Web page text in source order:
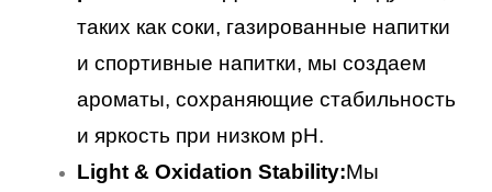
таких как соки, газированные напитки
и спортивные напитки, мы создаем
ароматы, сохраняющие стабильность
и яркость при низком pH.
Light & Oxidation Stability:Мы